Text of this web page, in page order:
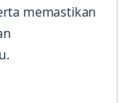
memastikan